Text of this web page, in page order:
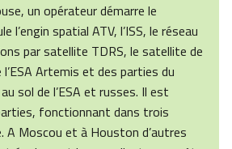
un opérateur démarre le
l’engin spatial ATV, l’ISS, le réseau
par satellite TDRS, le satellite de
Artemis et des parties du
sol de l’ESA et russes. Il est
fonctionnant dans trois
A Moscou et à Houston d’autres